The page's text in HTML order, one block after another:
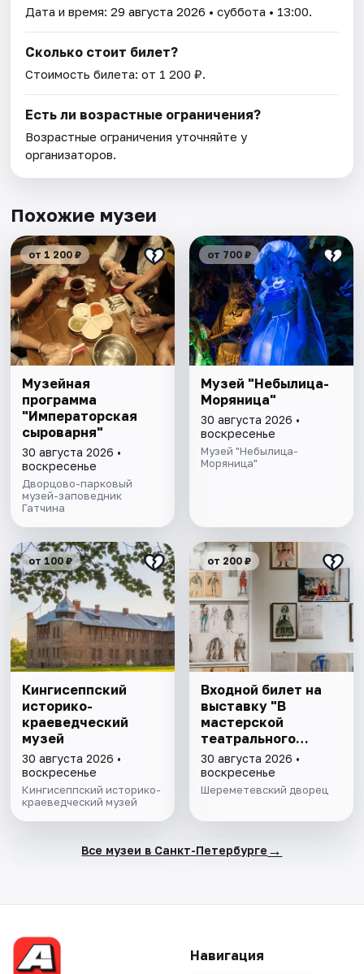
Дата и время:29 августа 2026 • суббота • 13:00.
Сколько стоит билет?
Стоимость билета: от 1 200 ₽.
Есть ли возрастные ограничения?
Возрастные ограничения уточняйте у
организаторов.
Похожие музеи
от 1 200 ₽
Музейная
программа
"Императорская
сыроварня"
30 августа 2026 •
воскресенье
Дворцово-парковый
музей-заповедник
Гатчина
от 700 ₽
Музей "Небылица-
Моряница"
30 августа 2026 •
воскресенье
Музей "Небылица-
Моряница"
от 100 ₽
Кингисеппский
историко-
краеведческий
музей
30 августа 2026 •
воскресенье
Кингисеппский историко-
краеведческий музей
от 200 ₽
Входной билет на
выставку "В
мастерской
театрального
художника"
30 августа 2026 •
воскресенье
Шереметевский дворец
Все музеи в Санкт-Петербурге →
Навигация